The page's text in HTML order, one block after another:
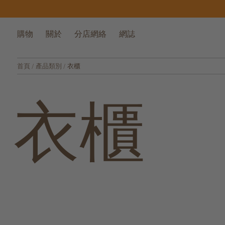
購物 關於 分店網絡 網誌
首頁 / 產品類別 / 衣櫃
衣櫃